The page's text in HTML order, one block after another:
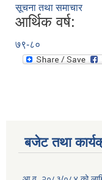
सूचना तथा समाचार
आर्थिक वर्ष:
७९-८०
बजेट तथा